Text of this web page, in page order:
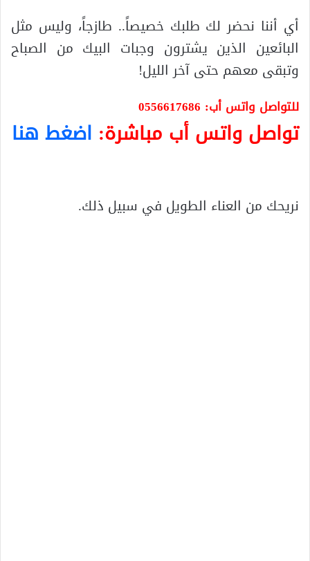
أي أننا نحضر لك طلبك خصيصاً.. طازجاً، وليس مثل
البائعين الذين يشترون وجبات البيك من الصباح
وتبقى معهم حتى آخر الليل!
للتواصل واتس أب: 0556617686
تواصل واتس أب مباشرة: اضغط هنا
نريحك من العناء الطويل في سبيل ذلك.